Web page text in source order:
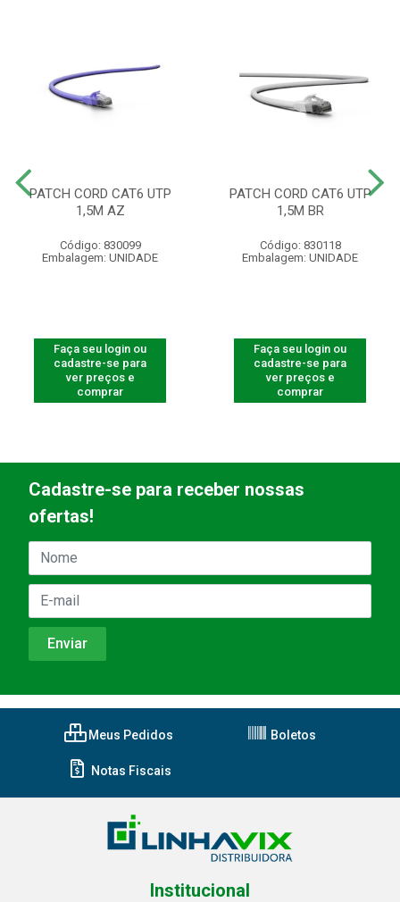
PATCH CORD CAT6 UTP
1,5M AZ
Código: 830099
Embalagem: UNIDADE
Faça seu login ou
cadastre-se para
ver preços e
comprar
PATCH CORD CAT6 UTP
1,5M BR
Código: 830118
Embalagem: UNIDADE
Faça seu login ou
cadastre-se para
ver preços e
comprar
Cadastre-se para receber nossas
ofertas!
Meus Pedidos Boletos
Notas Fiscais
Institucional